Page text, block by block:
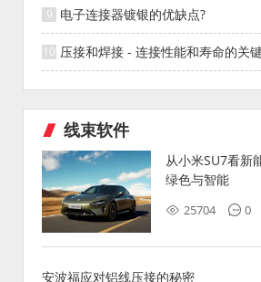
电子连接器镀银的优缺点?
压接和焊接 - 连接性能和寿命的关
线束软件
从小米SU7看新
绿色与智能
25704 0
安波福应对铝线压接的秘密